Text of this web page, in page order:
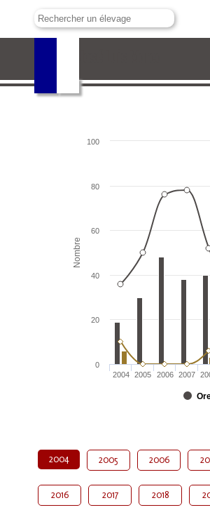
Nombre
2004 2005 2006 2007
0
20
40
60
80
100
2004 2005 2006
2016 2017 2018